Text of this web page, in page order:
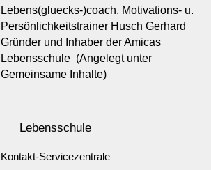
Lebens(gluecks-)coach, Motivations- u.
Persönlichkeitstrainer Husch Gerhard
Gründer und Inhaber der Amicas
Lebensschule (Angelegt unter
Gemeinsame Inhalte)
Lebensschule
Kontakt-Servicezentrale